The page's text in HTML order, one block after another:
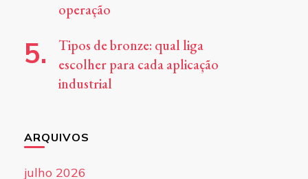
operação
Tipos de bronze: qual liga
escolher para cada aplicação
industrial
ARQUIVOS
julho 2026